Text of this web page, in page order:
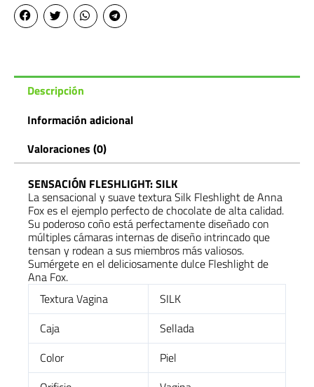
Descripción
Información adicional
Valoraciones (0)
SENSACIÓN FLESHLIGHT: SILK
Lasensacional y suavetexturaSilk FleshlightdeAnna
Foxesel ejemplo perfectodechocolatedealtacalidad.
Su poderosocoñoestá perfectamentediseñadocon
múltiplescámaras internasdediseño intrincadoque
tensan y rodean asus miembros másvaliosos.
Sumérgeteen el deliciosamentedulce Fleshlightde
Ana Fox.
Textura Vagina
SILK
Caja
Sellada
Color
Piel